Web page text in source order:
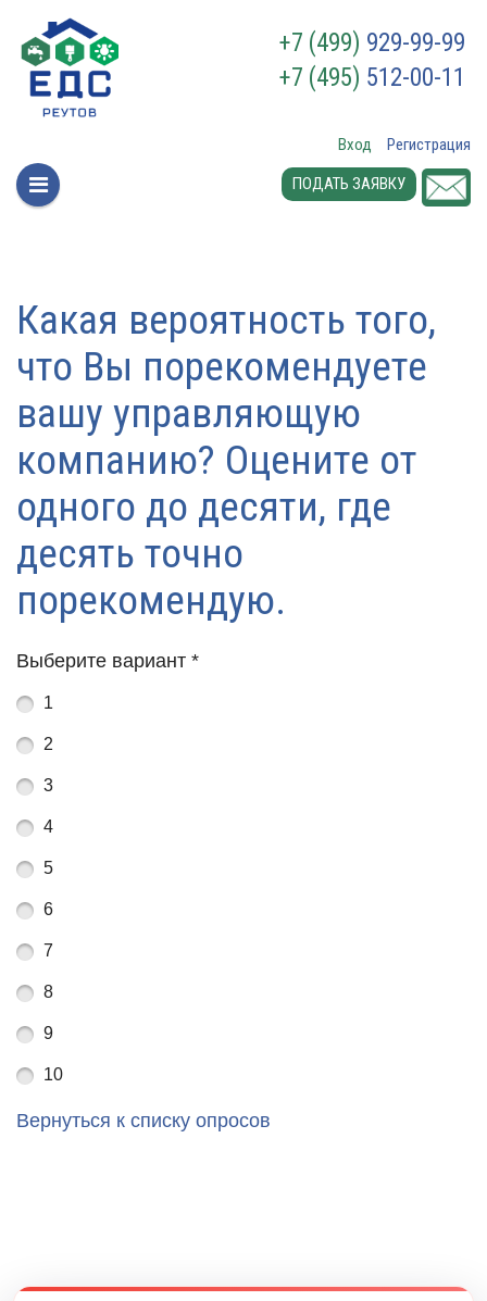
+7 (499) 929-99-99
+7 (495) 512-00-11
Вход
Регистрация
ПОДАТЬ ЗАЯВКУ
Какая вероятность того,
что Вы порекомендуете
вашу управляющую
компанию? Оцените от
одного до десяти, где
десять точно
порекомендую.
Выберите вариант *
1
2
3
4
5
6
7
8
9
10
Вернуться к списку опросов